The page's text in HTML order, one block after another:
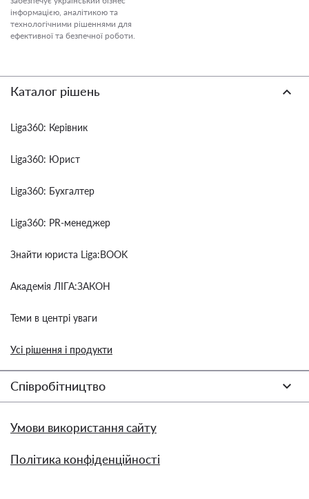
інформацією, аналітикою та
технологічними рішеннями для
ефективної та безпечної роботи.
Каталог рішень
Liga360: Керівник
Liga360: Юрист
Liga360: Бухгалтер
Liga360: PR-менеджер
Знайти юриста Liga:BOOK
Академія ЛІГА:ЗАКОН
Теми в центрі уваги
Усі рішення і продукти
Співробітництво
Умови використання сайту
Політика конфіденційності